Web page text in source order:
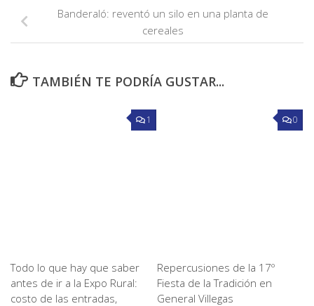
Banderaló: reventó un silo en una planta de
cereales
TAMBIÉN TE PODRÍA GUSTAR...
1
Todo lo que hay que saber
antes de ir a la Expo Rural:
costo de las entradas,
0
Repercusiones de la 17º
Fiesta de la Tradición en
General Villegas